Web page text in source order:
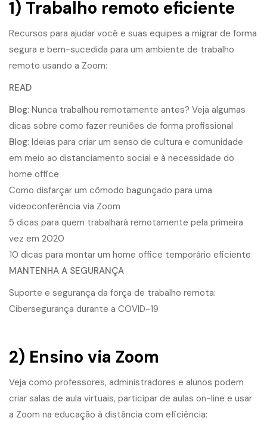
1) Trabalho remoto eficiente
Recursos para ajudar você e suas equipes a migrar de forma
segura e bem-sucedida para um ambiente de trabalho
remoto usando a Zoom:
READ
Blog: Nunca trabalhou remotamente antes? Veja algumas
dicas sobre como fazer reuniões de forma profissional
Blog: Ideias para criar um senso de cultura e comunidade
em meio ao distanciamento social e à necessidade do
home office
Como disfarçar um cômodo bagunçado para uma
videoconferência via Zoom
5 dicas para quem trabalhará remotamente pela primeira
vez em 2020
10 dicas para montar um home office temporário eficiente
MANTENHA A SEGURANÇA
Suporte e segurança da força de trabalho remota:
Cibersegurança durante a COVID-19
2) Ensino via Zoom
Veja como professores, administradores e alunos podem
criar salas de aula virtuais, participar de aulas on-line e usar
a Zoom na educação à distância com eficiência: